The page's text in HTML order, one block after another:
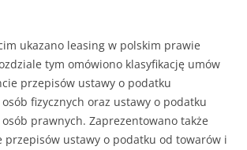
ukazano leasing w polskim prawie
tym omówiono klasyfikację umów
przepisów ustawy o podatku
fizycznych oraz ustawy o podatku
prawnych. Zaprezentowano także
przepisów ustawy o podatku od towarów i